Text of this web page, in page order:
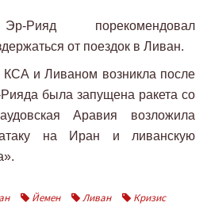
порекомендовал
от поездок в Ливан.
и Ливаном возникла после
была запущена ракета со
Аравия возложила
атаку на Иран и ливанскую
Йемен Ливан Кризис